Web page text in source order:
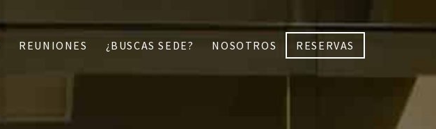
REUNIONES ¿BUSCAS SEDE? NOSOTROS RESERVAS